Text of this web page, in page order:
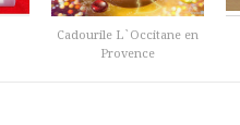
Cadourile L`Occitane en
Provence